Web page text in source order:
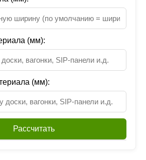
(мм):
(мм):
Рассчитать